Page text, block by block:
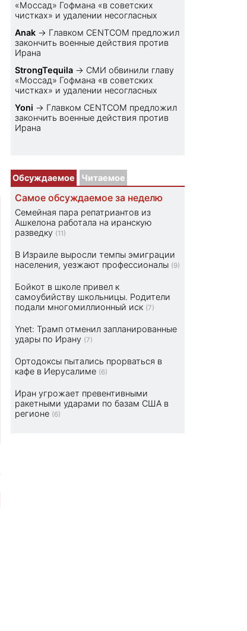
«Моссад» Гофмана «в советских
чистках» и удалении несогласных
Anak → Главком CENTCOM предложил
закончить военные действия против
Ирана
StrongTequila → СМИ обвинили главу
«Моссад» Гофмана «в советских
чистках» и удалении несогласных
Yoni → Главком CENTCOM предложил
закончить военные действия против
Ирана
Обсуждаемое Читаемое
Самое обсуждаемое за неделю
Семейная пара репатриантов из
Ашкелона работала на иранскую
разведку (11)
В Израиле выросли темпы эмиграции
населения, уезжают профессионалы (9)
Бойкот в школе привел к
самоубийству школьницы. Родители
подали многомиллионный иск (7)
Ynet: Трамп отменил запланированные
удары по Ирану (7)
Ортодоксы пытались прорваться в
кафе в Иерусалиме (6)
Иран угрожает превентивными
ракетными ударами по базам США в
регионе (6)